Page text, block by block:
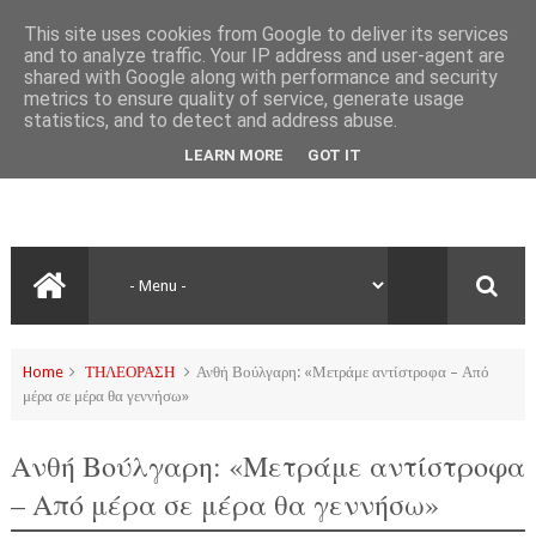
Home ΤΗΛΕΟΡΑΣΗ
Ανθή Βούλγαρη: «Μετράμε αντίστροφα – Από
μέρα σε μέρα θα γεννήσω»
Ανθή Βούλγαρη: «Μετράμε αντίστροφα
– Από μέρα σε μέρα θα γεννήσω»
This site uses cookies from Google to deliver its services
and to analyze traffic. Your IP address and user-agent are
shared with Google along with performance and security
metrics to ensure quality of service, generate usage
statistics, and to detect and address abuse.
LEARN MORE GOT IT